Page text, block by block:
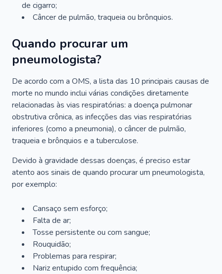
de cigarro;
Câncer de pulmão, traqueia ou brônquios.
Quando procurar um
pneumologista?
De acordo com a OMS, a lista das 10 principais causas de
morte no mundo inclui várias condições diretamente
relacionadas às vias respiratórias: a doença pulmonar
obstrutiva crônica, as infecções das vias respiratórias
inferiores (como a pneumonia), o câncer de pulmão,
traqueia e brônquios e a tuberculose.
Devido à gravidade dessas doenças, é preciso estar
atento aos sinais de quando procurar um pneumologista,
por exemplo:
Cansaço sem esforço;
Falta de ar;
Tosse persistente ou com sangue;
Rouquidão;
Problemas para respirar;
Nariz entupido com frequência;